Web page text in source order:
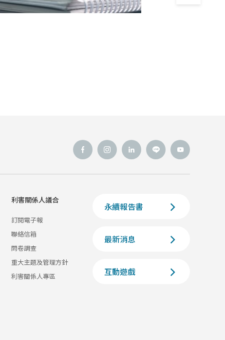
利害關係人議合
訂閱電子報
聯絡信箱
問卷調查
重大主題及管理方針
利害關係人專區
永續報告書
最新消息
互動遊戲